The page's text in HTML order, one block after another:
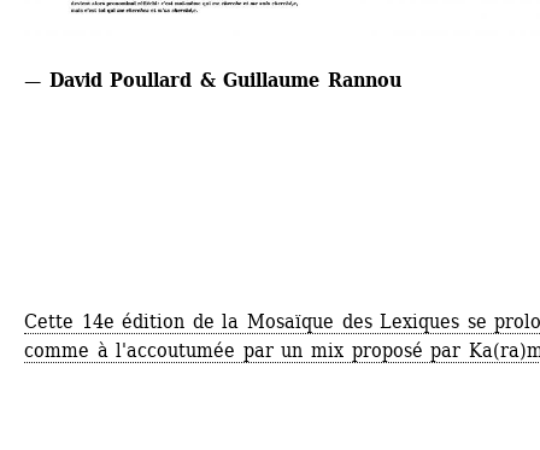
— David Poullard & Guillaume Rannou
Cette 14e édition de la Mosaïque des Lexiques se
comme à l'accoutumée par un mix proposé par